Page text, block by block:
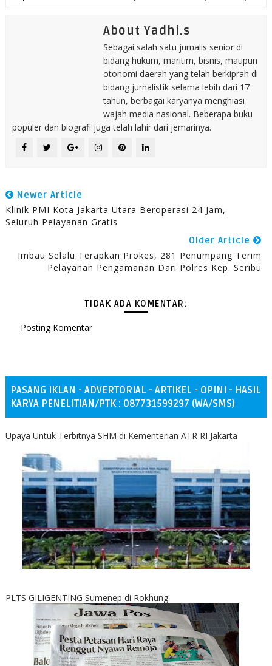
About Yadhi.s
Sebagai salah satu jurnalis senior di
bidang hukum, maritim, bisnis, maupun
otonomi daerah yang telah berkiprah di
bidang jurnalistik selama lebih dari 17
tahun, berbagai karyanya menghiasi
wajah media nasional. Beberapa buku
populer dan biografi juga telah lahir dari jemarinya.
Newer Article
Klinik PMI Kota Jakarta Utara Beroperasi 24 Jam,
Seluruh Pelayanan Gratis
Older Article
Imbau Selalu Terapkan Prokes, 281 Penumpang Terim
Pelayanan Pengamanan Dari Polres Kep. Seribu
TIDAK ADA KOMENTAR:
Posting Komentar
PASANG IKLAN - ADVERTORIAL - ARTIKEL - OPINI - HASIL
KARYA PENELITIAN/PTK : 087731599297 (WA/SMS)
Upaya Untuk Terbitnya SHM di Kementerian ATR RI Jakarta
PLTS GILIGENTING Sumenep di Rokhung